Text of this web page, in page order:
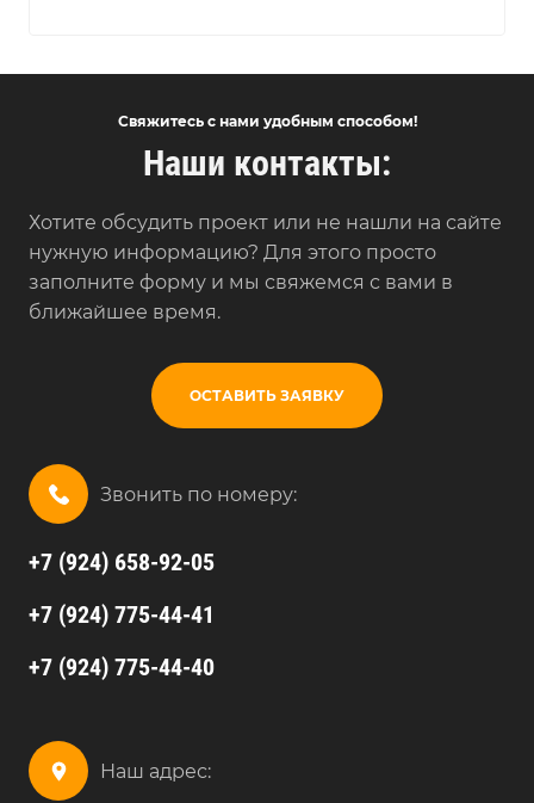
Свяжитесь с нами удобным способом!
Наши контакты:
Хотите обсудить проект или не нашли на сайте
нужную информацию? Для этого просто
заполните форму и мы свяжемся с вами в
ближайшее время.
ОСТАВИТЬ ЗАЯВКУ
Звонить по номеру:
+7 (924) 658-92-05
+7 (924) 775-44-41
+7 (924) 775-44-40
Наш адрес: